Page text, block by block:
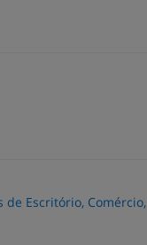
Escritório, Comércio,